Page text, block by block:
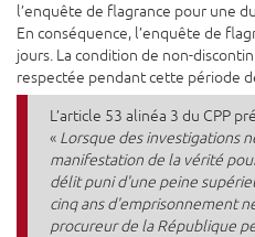
l’enquête de flagrance pour une
En conséquence, l’enquête de
jours. La condition de non-
respectée pendant cette période
L’article 53 alinéa 3 du CPP
« Lorsque des investigations
manifestation de la vérité
délit puni d'une peine
cinq ans d'emprisonnement
procureur de la République